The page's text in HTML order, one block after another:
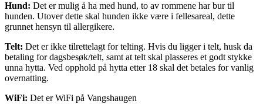
Hund: Det er mulig å ha med hund, to av rommene har bur til
hunden. Utover dette skal hunden ikke være i fellesareal, dette
grunnet hensyn til allergikere.
Telt: Det er ikke tilrettelagt for telting. Hvis du ligger i telt, husk da
betaling for dagsbesøk/telt, samt at telt skal plasseres et godt stykke
unna hytta. Ved opphold på hytta etter 18 skal det betales for vanlig
overnatting.
WiFi: Det er WiFi på Vangshaugen